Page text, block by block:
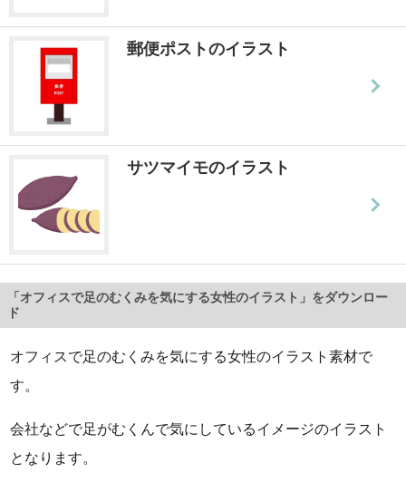
郵便ポストのイラスト
サツマイモのイラスト
「オフィスで足のむくみを気にする女性のイラスト」をダウンロー
ド
オフィスで足のむくみを気にする女性のイラスト素材で
す。
会社などで足がむくんで気にしているイメージのイラスト
となります。